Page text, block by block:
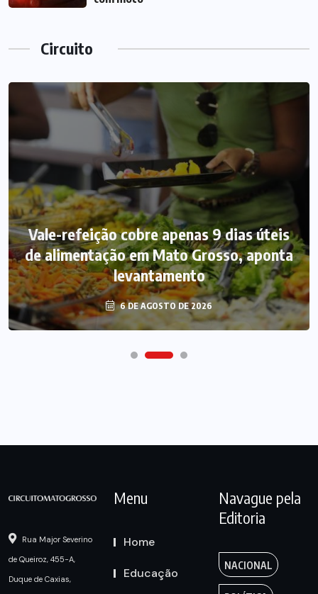
Circuito
Vale-refeição cobre apenas 9 dias úteis
de alimentação em Mato Grosso, aponta
levantamento
6 DE AGOSTO DE 2026
Rua Major Severino
de Queiroz, 455-A,
Duque de Caxias,
Menu
Home
Educação
Navague pela
Editoria
NACIONAL